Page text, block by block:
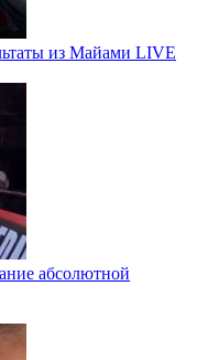
из Майами LIVE
абсолютной